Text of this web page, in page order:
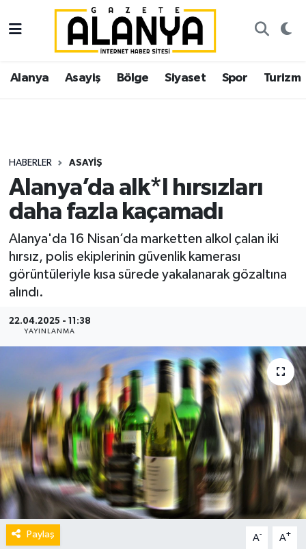
Alanya Asayiş Bölge Siyaset Spor Turizm
HABERLER ASAYIŞ
Alanya’da alk*l hırsızları
daha fazla kaçamadı
Alanya'da 16 Nisan’da marketten alkol çalan iki
hırsız, polis ekiplerinin güvenlik kamerası
görüntüleriyle kısa sürede yakalanarak gözaltına
alındı.
22.04.2025 - 11:38
YAYINLANMA
Paylaş A- A+
Alanya
Asayiş
Siyaset
Spor
Ekonomi
Gazipaşa
İstanbul Nöbetçi Eczaneler
İstanbul Hava Durumu
Süper Lig Puan Durumu ve Fikstür
Tüm Manşetler
Son Dakika Haberleri
Haber Arşivi